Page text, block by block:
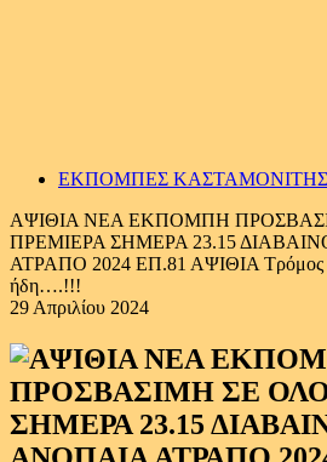
ΕΚΠΟΜΠΕΣ ΚΑΣΤΑΜΟΝΙΤΗΣ
ΑΨΙΘΙΑ ΝΕΑ ΕΚΠΟΜΠΗ
ΠΡΕΜΙΕΡΑ ΣΗΜΕΡΑ 23.15
ΑΤΡΑΠΟ 2024 ΕΠ.81 ΑΨΙΘΙΑ Τρόμος
ήδη….!!!
29 Απριλίου 2024